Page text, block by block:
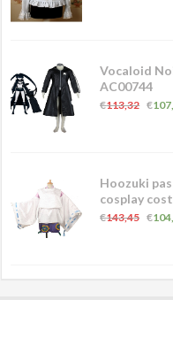
Vocaloid
AC00744
€113,32 €
Hoozuki
cosplay
€143,45 €